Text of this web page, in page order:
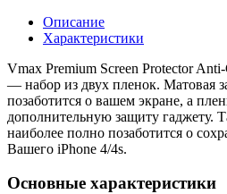
Описание
Характеристики
Vmax Premium Screen Protector
— набор из двух пленок. Матовая
позаботится о вашем экране, а
дополнительную защиту гаджету.
наиболее полно позаботится о
Вашего iPhone 4/4s.
Основные характеристики